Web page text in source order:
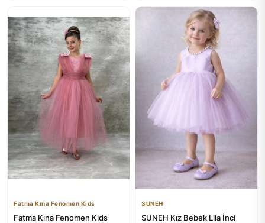
Fatma Kına Fenomen Kids
Fatma Kına Fenomen Kids
SUNEH
SUNEH Kız Bebek Lila İnci